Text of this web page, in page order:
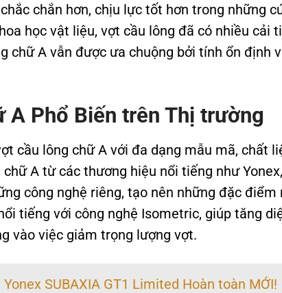
chắn hơn, chịu lực tốt hơn trong những
học vật liệu, vợt cầu lông đã có nhiều cải
chữ A vẫn được ưa chuộng bởi tính ổn định
A Phổ Biến trên Thị trường
cầu lông chữ A với đa dạng mẫu mã, chất
A từ các thương hiệu nổi tiếng như Yonex,
công nghệ riêng, tạo nên những đặc điểm
tiếng với công nghệ Isometric, giúp tăng
vào việc giảm trọng lượng vợt.
SUBAXIA GT1 Limited Hoàn toàn MỚI!